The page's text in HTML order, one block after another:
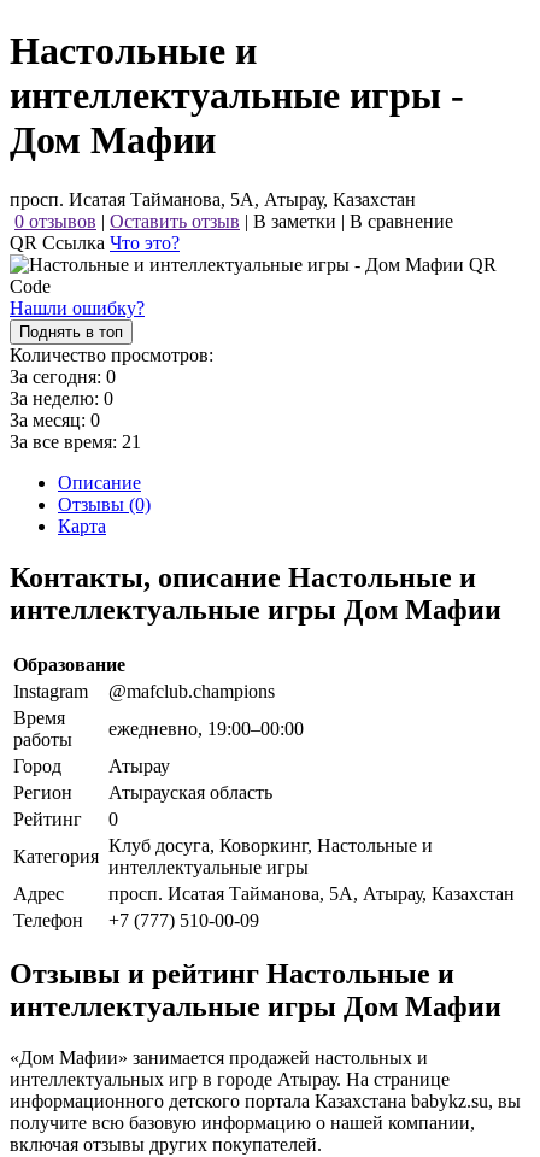
Настольные и
интеллектуальные игры -
Дом Мафии
просп. Исатая Тайманова, 5А, Атырау, Казахстан
0 отзывов | Оставить отзыв | В заметки | В сравнение
QR Ссылка Что это?
Нашли ошибку?
Поднять в топ
Количество просмотров:
За сегодня: 0
За неделю: 0
За месяц: 0
За все время: 21
Описание
Отзывы (0)
Карта
Контакты, описание Настольные и
интеллектуальные игры Дом Мафии
Образование
Instagram
@mafclub.champions
Время
работы
ежедневно, 19:00–00:00
Город
Атырау
Регион
Атырауская область
Рейтинг
0
Категория
Клуб досуга, Коворкинг, Настольные и
интеллектуальные игры
Адрес
просп. Исатая Тайманова, 5А, Атырау, Казахстан
Телефон
+7 (777) 510-00-09
Отзывы и рейтинг Настольные и
интеллектуальные игры Дом Мафии
«Дом Мафии» занимается продажей настольных и
интеллектуальных игр в городе Атырау. На странице
информационного детского портала Казахстана babykz.su, вы
получите всю базовую информацию о нашей компании,
включая отзывы других покупателей.